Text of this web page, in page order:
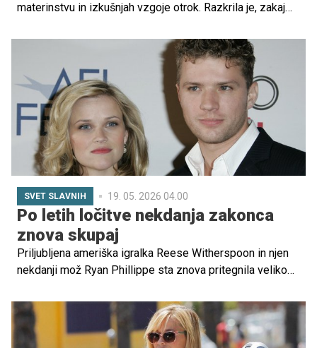
materinstvu in izkušnjah vzgoje otrok. Razkrila je, zakaj
to pomagalo pri fizičnih in čustvenih izzivih, ki jih prinaša
SVET SLAVNIH 19. 05. 2026 04.00
Po letih ločitve nekdanja zakonca
znova skupaj
Priljubljena ameriška igralka Reese Witherspoon in njen
nekdanji mož Ryan Phillippe sta znova pritegnila veliko
pomembnem družinskem dogodku.